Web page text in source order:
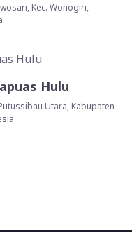
Kec. Wonogiri,
Hulu
Utara, Kabupaten